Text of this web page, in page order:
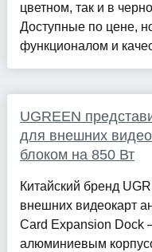
цветном, так и в
Доступные по цене,
функционалом и
UGREEN
для внешних
блоком на 850 Вт
Китайский бренд
внешних видеокарт
Card Expansion
алюминиевым